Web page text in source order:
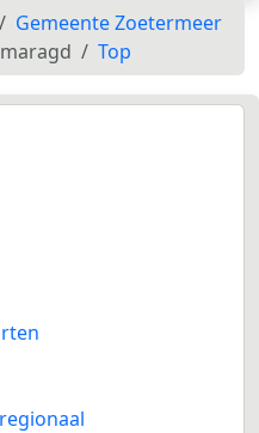
Gemeente Zoetermeer
Top